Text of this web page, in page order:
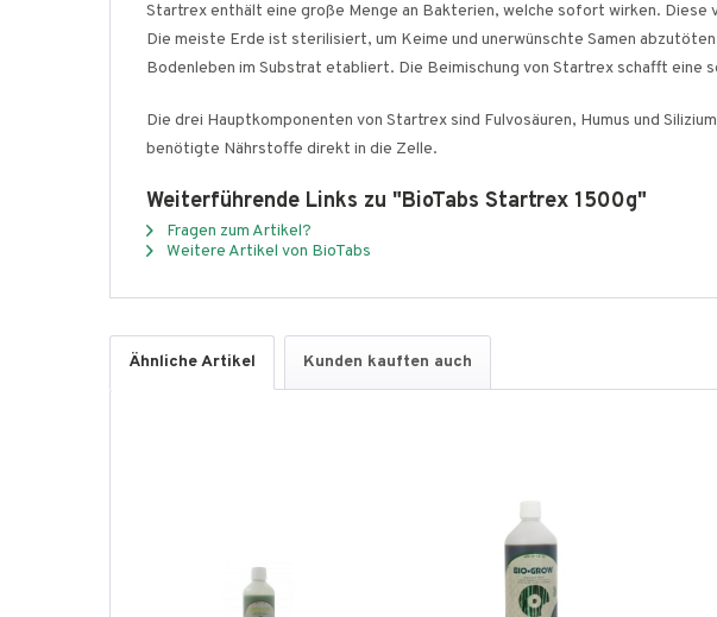
Startrex enthält eine große Menge an Bakterien, welche sofort wirken.
Die meiste Erde ist sterilisiert, um Keime und unerwünschte Samen
Bodenleben im Substrat etabliert. Die Beimischung von Startrex schafft eine
Die drei Hauptkomponenten von Startrex sind Fulvosäuren, Humus und
benötigte Nährstoffe direkt in die Zelle.
Weiterführende Links zu "BioTabs Startrex 1500g"
Fragen zum Artikel?
Weitere Artikel von BioTabs
Ähnliche Artikel Kunden kauften auch